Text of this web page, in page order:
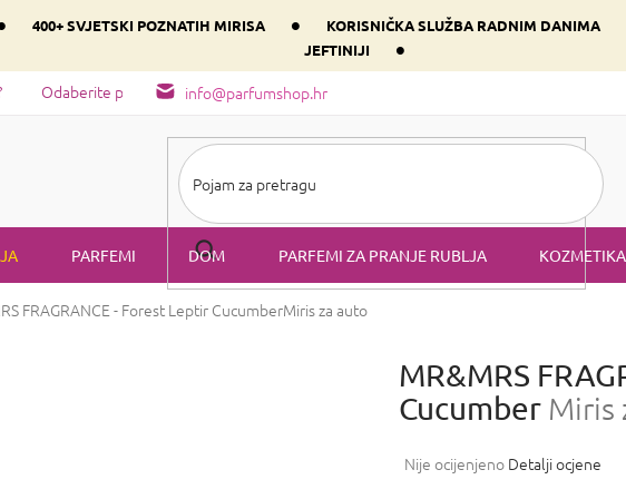
400+ SVJETSKI POZNATIH MIRISA • KORISNIČKA SLUŽBA RADNIM DANIMA
JEFTINIJI
•
info@parfumshop.hr
Odaberite parfem svog srca prema dominantnoj komponenti
PARFEMI DOM PARFEMI ZA PRANJE RUBLJA KOZMETIKA
FRAGRANCE - Forest Leptir CucumberMiris za auto
MR&MRS
Cucumber Miris
Prosječna
Nije ocijenjeno Detalji ocjene